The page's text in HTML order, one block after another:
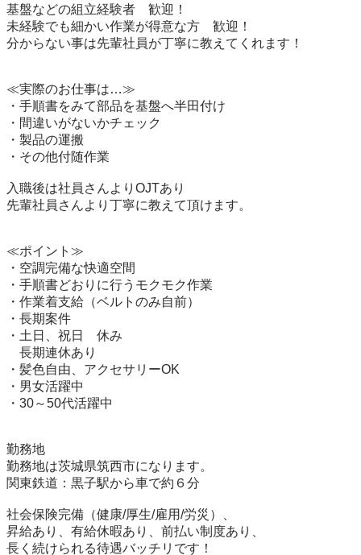
基盤などの組立経験者　歓迎！
未経験でも細かい作業が得意な方　歓迎！
分からない事は先輩社員が丁寧に教えてくれます！
≪実際のお仕事は…≫
・手順書をみて部品を基盤へ半田付け
・間違いがないかチェック
・製品の運搬
・その他付随作業
入職後は社員さんよりOJTあり
先輩社員さんより丁寧に教えて頂けます。
≪ポイント≫
・空調完備な快適空間
・手順書どおりに行うモクモク作業
・作業着支給（ベルトのみ自前）
・長期案件
・土日、祝日　休み
長期連休あり
・髪色自由、アクセサリーOK
・男女活躍中
・30～50代活躍中
勤務地
勤務地は茨城県筑西市になります。
関東鉄道：黒子駅から車で約６分
社会保険完備（健康/厚生/雇用/労災）、
昇給あり、有給休暇あり、前払い制度あり、
長く続けられる待遇バッチリです！